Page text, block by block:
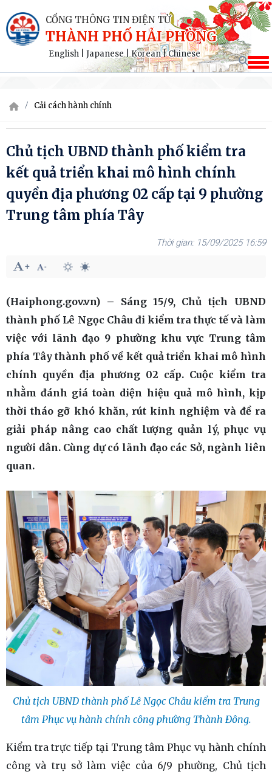
CỔNG THÔNG TIN ĐIỆN TỬ
THÀNH PHỐ HẢI PHÒNG
English Japanese|Korean|Chinese
Cải cách hành chính
Chủ tịch UBND thành phố kiểm tra
kết quả triển khai mô hình chính
quyền địa phương 02 cấp tại 9 phường
Trung tâm phía Tây
15/09/2025 16:59
(Haiphong.gov.vn) – Sáng 15/9, Chủ tịch UBND
thành phố Lê Ngọc Châu đi kiểm tra thực tế và làm
việc với lãnh đạo 9 phường khu vực Trung tâm
phía Tây thành phố về kết quả triển khai mô hình
chính quyền địa phương 02 cấp. Cuộc kiểm tra
nhằm đánh giá toàn diện hiệu quả mô hình, kịp
thời tháo gỡ khó khăn, rút kinh nghiệm và đề ra
giải pháp nâng cao chất lượng quản lý, phục vụ
người dân. Cùng dự có lãnh đạo các Sở, ngành liên
quan.
Chủ tịch UBND thành phố Lê Ngọc Châu kiểm tra Trung
tâm Phục vụ hành chính công phường Thành Đông.
Kiểm tra trực tiếp tại Trung tâm Phục vụ hành chính
công và trụ sở làm việc của 6/9 phường, Chủ tịch